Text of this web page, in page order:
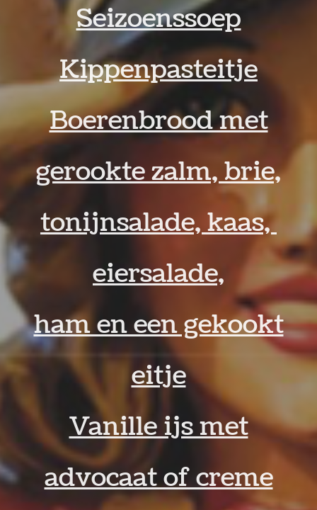
Seizoenssoep
Kippenpasteitje
Boerenbrood met
gerookte zalm, brie,
tonijnsalade, kaas,
eiersalade,
ham en een gekookt
eitje
Vanille ijs met
advocaat of creme